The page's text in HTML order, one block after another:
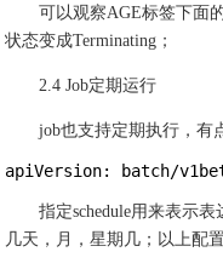
可以观察AGE标签下面
状态变成Terminating；
2.4 Job定期运行
job也支持定期执行，有
apiVersion: batch/
指定schedule用来表示
几天，月，星期几；以上配